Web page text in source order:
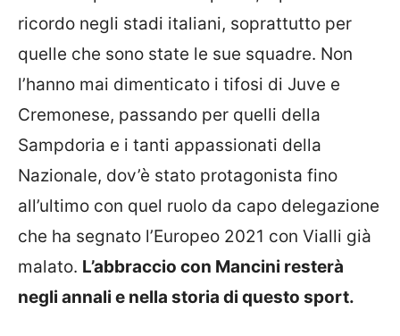
ricordo negli stadi italiani, soprattutto per
quelle che sono state le sue squadre. Non
l’hanno mai dimenticato i tifosi di Juve e
Cremonese, passando per quelli della
Sampdoria e i tanti appassionati della
Nazionale, dov’è stato protagonista fino
all’ultimo con quel ruolo da capo delegazione
che ha segnato l’Europeo 2021 con Vialli già
malato. L’abbraccio con Mancini resterà
negli annali e nella storia di questo sport.